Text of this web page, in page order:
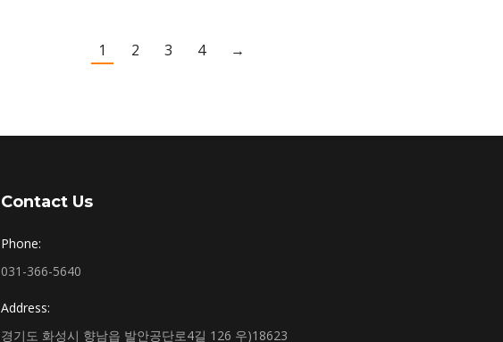
1 2 3 4 →
Contact Us
Phone:
031-366-5640
Address:
경기도 화성시 향남읍 발안공단로4길 126 우)18623